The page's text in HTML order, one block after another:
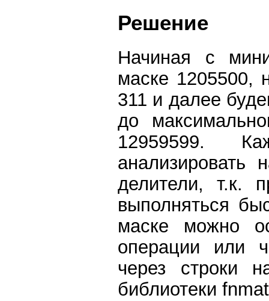
Решение
Начиная с
маске 1205500,
311 и далее
до
12959599.
анализировать
делители, т.к.
выполняться
маске можно
операции или
через строки
библиотеки